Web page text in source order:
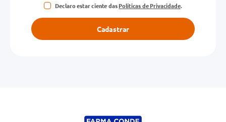
Declaro estar ciente dasPolíticas de Privacidade.
Cadastrar